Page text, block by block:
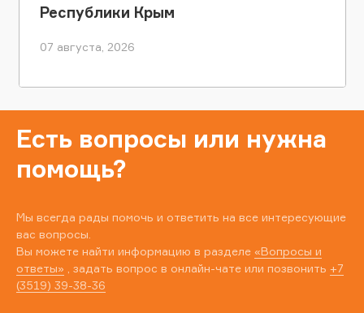
Республики Крым
07 августа, 2026
Есть вопросы или нужна
помощь?
Мы всегда рады помочь и ответить на все интересующие
вас вопросы.
Вы можете найти информацию в разделе «Вопросы и
ответы» , задать вопрос в онлайн-чате или позвонить +7
(3519) 39-38-36